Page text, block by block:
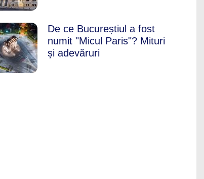
De ce Bucureștiul a fost
numit "Micul Paris"? Mituri
și adevăruri